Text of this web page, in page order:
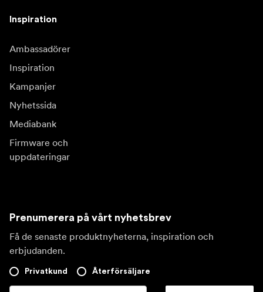
Inspiration
Ambassadörer
Inspiration
Kampanjer
Nyhetssida
Mediabank
Firmware och
uppdateringar
Prenumerera på vårt nyhetsbrev
Få de senaste produktnyheterna, inspiration och
erbjudanden.
Privatkund Återförsäljare